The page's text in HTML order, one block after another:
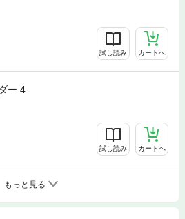
試し読み カートへ
ー 4
試し読み カートへ
もっと見る